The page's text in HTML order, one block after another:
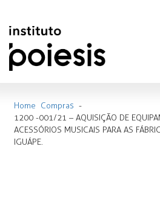
Home Compras -
1200 -001/21 – AQUISIÇÃO DE
ACESSÓRIOS MUSICAIS PARA AS
IGUÁPE.